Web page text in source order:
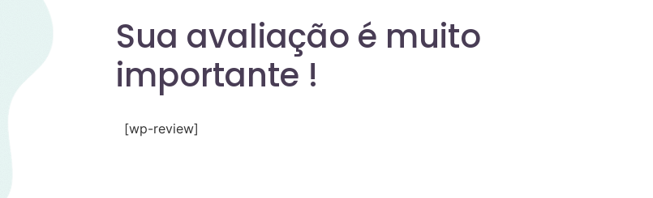
Sua avaliação é muito
importante !
[wp-review]